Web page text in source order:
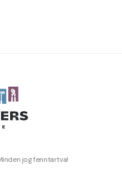
jog fenntartva!